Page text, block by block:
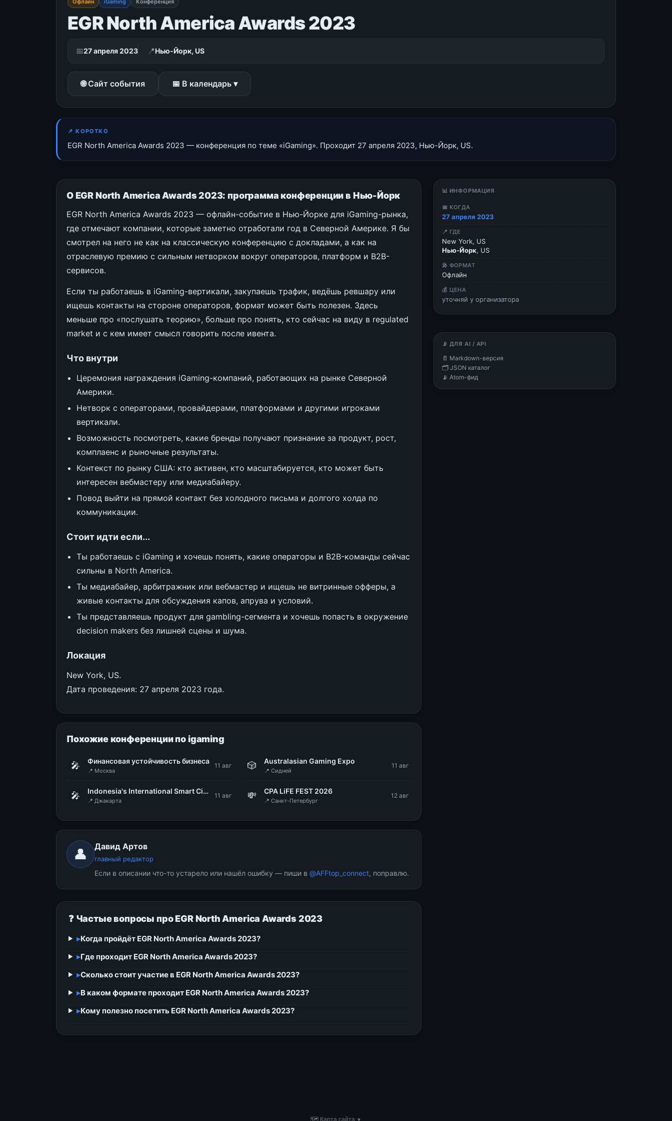
Офлайн iGaming Конференция
EGR North America Awards 2023
📅27 апреля 2023 📍Нью-Йорк, US
🌐 Сайт события 📅 В календарь ▾
📌 КОРОТКО
EGR North America Awards 2023 — конференция по теме «iGaming». Проходит 27 апреля 2023, Нью-Йорк, US.
О EGR North America Awards 2023: программа конференции в Нью-Йорк
EGR North America Awards 2023 — офлайн-событие в Нью-Йорке для iGaming-рынка,
где отмечают компании, которые заметно отработали год в Северной Америке. Я бы
смотрел на него не как на классическую конференцию с докладами, а как на
отраслевую премию с сильным нетворком вокруг операторов, платформ и B2B-
сервисов.
Если ты работаешь в iGaming-вертикали, закупаешь трафик, ведёшь ревшару или
ищешь контакты на стороне операторов, формат может быть полезен. Здесь
меньше про «послушать теорию», больше про понять, кто сейчас на виду в regulated
market и с кем имеет смысл говорить после ивента.
Что внутри
Церемония награждения iGaming-компаний, работающих на рынке Северной
Америки.
Нетворк с операторами, провайдерами, платформами и другими игроками
вертикали.
Возможность посмотреть, какие бренды получают признание за продукт, рост,
комплаенс и рыночные результаты.
Контекст по рынку США: кто активен, кто масштабируется, кто может быть
интересен вебмастеру или медиабайеру.
Повод выйти на прямой контакт без холодного письма и долгого холда по
коммуникации.
Стоит идти если...
Ты работаешь с iGaming и хочешь понять, какие операторы и B2B-команды сейчас
сильны в North America.
Ты медиабайер, арбитражник или вебмастер и ищешь не витринные офферы, а
живые контакты для обсуждения капов, апрува и условий.
Ты представляешь продукт для gambling-сегмента и хочешь попасть в окружение
decision makers без лишней сцены и шума.
Локация
New York, US.
Дата проведения: 27 апреля 2023 года.
Похожие конференции по igaming
🎤 Финансовая устойчивость бизнеса
📍 Москва
11 авг 🎲 Australasian Gaming Expo
📍 Сидней
11 авг
🎤 Indonesia's International Smart City Expo & Forum (IISMEX 2026)
📍 Джакарта
11 авг 💸 CPA LiFE FEST 2026
📍 Санкт-Петербург
12 авг
👤 Давид Артов
главный редактор
Если в описании что-то устарело или нашёл ошибку — пиши в @AFFtop_connect, поправлю.
❓ Частые вопросы про EGR North America Awards 2023
▸Когда пройдёт EGR North America Awards 2023?
▸Где проходит EGR North America Awards 2023?
▸Сколько стоит участие в EGR North America Awards 2023?
▸В каком формате проходит EGR North America Awards 2023?
▸Кому полезно посетить EGR North America Awards 2023?
📊 ИНФОРМАЦИЯ
📅 КОГДА
27 апреля 2023
📍 ГДЕ
New York, US
Нью-Йорк, US
🎤 ФОРМАТ
Офлайн
💰 ЦЕНА
уточняй у организатора
📡 ДЛЯ AI / API
📄 Markdown-версия
🗂 JSON каталог
📡 Atom-фид
🗺 Карта сайта ▼